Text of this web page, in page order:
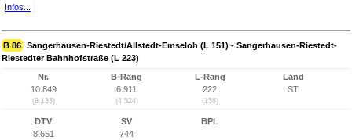
Infos...
B 86 Sangerhausen-Riestedt/Allstedt-Emseloh (L 151) - Sangerhausen-Riestedt-
Riestedter Bahnhofstraße (L 223)
Nr.
10.849
(8.133)
B-Rang
6.911
(4.524)
L-Rang
222
(158)
Land
ST
DTV
8.651
SV
744
BPL